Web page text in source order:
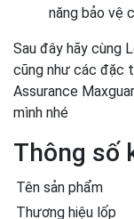
năng bảo vệ
Sau đây hãy cùng
cũng như các đặc
Assurance
mình nhé
Thông số
Tên sản phẩm
Thương hiệu lốp